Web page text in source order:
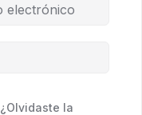
¿Olvidaste la